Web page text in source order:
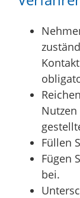
Füllen
Fügen
bei.